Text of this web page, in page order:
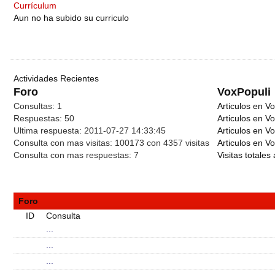
Currículum
Aun no ha subido su curriculo
Actividades Recientes
Foro VoxPopuli
Consultas: 1
Respuestas: 50
Ultima respuesta: 2011-07-27 14:33:45
Consulta con mas visitas: 100173 con 4357 visitas
Consulta con mas respuestas: 7
Articulos en
Articulos en
Articulos en
Articulos en
Visitas totales
Foro
ID
Consulta